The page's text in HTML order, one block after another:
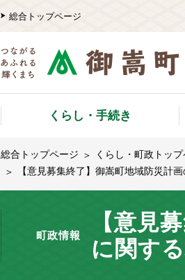
総合トップページ
くらし・手続き
総合トップページ くらし・町政トッ
【意見募集終了】御嵩町地域防災計
町政情報
【意見
に関す